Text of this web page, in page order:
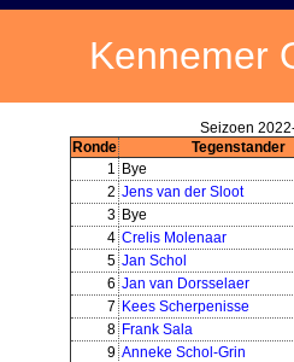
Kennemer
Seizoen
Ronde
Tegenstander
1 Bye
2 Jens van der Sloot
3 Bye
4 Crelis Molenaar
5 Jan Schol
6 Jan van Dorsselaer
7 Kees Scherpenisse
8 Frank Sala
9 Anneke Schol-Grin